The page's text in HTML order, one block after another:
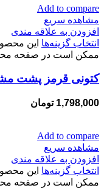
Add to compare
مشاهده سریع
افزودن به علاقه مندی
انتخاب گزینه‌ها این
ممکن است در صفحه
کتونی قرمز پشت
1,798,000 تومان
Add to compare
مشاهده سریع
افزودن به علاقه مندی
انتخاب گزینه‌ها این
ممکن است در صفحه